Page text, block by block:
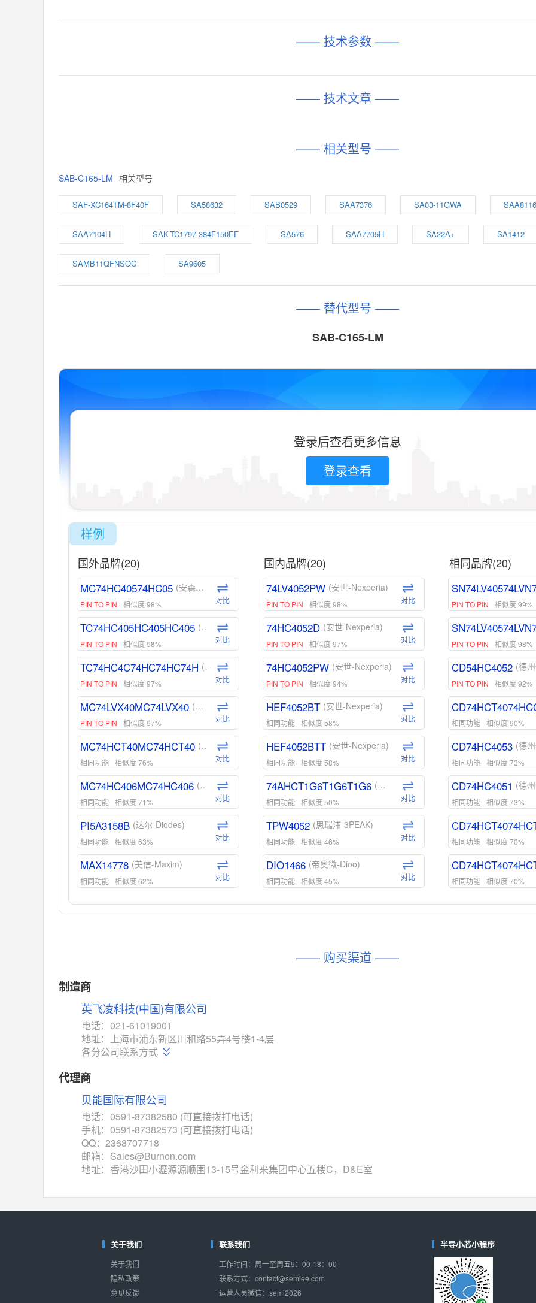
—— 技术参数 ——
—— 技术文章 ——
—— 相关型号 ——
SAB-C165-LM 相关型号
SAF-XC164TM-8F40F SA58632 SAB0529 SAA7376 SA03-11GWA SAA8116
SAA7104H SAK-TC1797-384F150EF SA576 SAA7705H SA22A+ SA1412
SAMB11QFNSOC SA9605
—— 替代型号 ——
SAB-C165-LM
登录后查看更多信息
登录查看
样例
国外品牌(20)
MC74HC40574HC05 (安森美-ON)
PIN TO PIN 相似度 98% 对比
TC74HC405HC405HC405 (东芝-Toshiba)
PIN TO PIN 相似度 98% 对比
TC74HC4C74HC74HC74H (东芝-Toshiba)
PIN TO PIN 相似度 97% 对比
MC74LVX40MC74LVX40 (安森美-ON)
PIN TO PIN 相似度 97% 对比
MC74HCT40MC74HCT40 (安森美-ON)
相同功能 相似度 76% 对比
MC74HC406MC74HC406 (安森美-ON)
相同功能 相似度 71% 对比
PI5A3158B (达尔-Diodes)
相同功能 相似度 63% 对比
MAX14778 (美信-Maxim)
相同功能 相似度 62% 对比
ADG1439 (亚德诺-ADI)
对比
MAX14760
M74HC4852 (意法-ST)
相同功能 相似度 52% 对比
相同功能
TC4052BFT (东芝-Toshiba)
相同功能 相似度 50% 对比
ISL54233 (瑞萨-Renesas)
相同功能 相似度 49%
相同功能 相似度 49%
ADG1438 (亚德诺-ADI)
相似度 46%
M74HC4851 (意法-ST)
国内品牌(20)
74LV4052PW (安世-Nexperia)
PIN TO PIN 相似度 98% 对比
74HC4052D (安世-Nexperia)
PIN TO PIN 相似度 97% 对比
74HC4052PW (安世-Nexperia)
PIN TO PIN 相似度 94% 对比
HEF4052BT (安世-Nexperia)
相同功能 相似度 58% 对比
HEF4052BTT (安世-Nexperia)
相同功能 相似度 58% 对比
74AHCT1G6T1G6T1G6 (安世-Nexperia)
相同功能 相似度 50% 对比
TPW4052 (思瑞浦-3PEAK)
相同功能 相似度 46% 对比
DIO1466 (帝奥微-Dioo)
相同功能 相似度 45% 对比
DIO1159 (帝奥微-Dioo)
对比
相似度 44%
相同功能
相同功能 相似度 35%
WAS4759QB (韦尔-WillSemi)
相同功能 相似度 34%
WAS4759QA
相同品牌(20)
PIN TO PIN 相似度 99%
PIN TO PIN 相似度 98%
CD54HC4052 (德
PIN TO PIN 相似度 92%
相同功能 相似度 90%
CD74HC4053 (德
相同功能 相似度 73%
CD74HC4051 (德
相同功能 相似度 73%
相同功能 相似度 70%
相同功能 相似度 70%
—— 购买渠道 ——
制造商
英飞凌科技(中国)有限公司
电话：021-61019001
地址：上海市浦东新区川和路55弄4号楼1-4层
各分公司联系方式
代理商
贝能国际有限公司
电话：0591-87382580 (可直接拨打电话)
手机：0591-87382573 (可直接拨打电话)
QQ：2368707718
邮箱：Sales@Burnon.com
地址：香港沙田小瀝源源顺围13-15号金利来集团中心五楼C，D&E室
关于我们
关于我们
隐私政策
意见反馈
联系我们
工作时间：周一至周五9：00-18：00
联系方式：contact@semiee.com
运营人员微信：semi2026
半导小芯小程序